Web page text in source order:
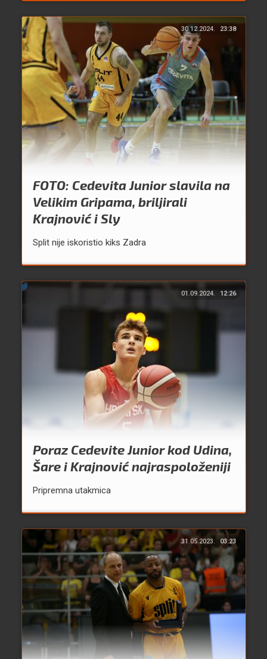
30.12.2024. 23:38
FOTO: Cedevita Junior slavila na
Velikim Gripama, briljirali
Krajnović i Sly
Split nije iskoristio kiks Zadra
01.09.2024. 12:26
Poraz Cedevite Junior kod Udina,
Šare i Krajnović najraspoloženiji
Pripremna utakmica
31.05.2023. 03:23